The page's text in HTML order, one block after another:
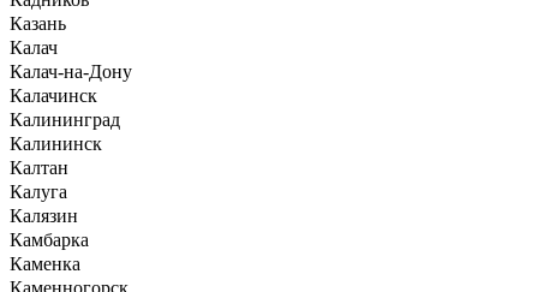
Казань
Калач
Калач-на-Дону
Калачинск
Калининград
Калининск
Калтан
Калуга
Калязин
Камбарка
Каменка